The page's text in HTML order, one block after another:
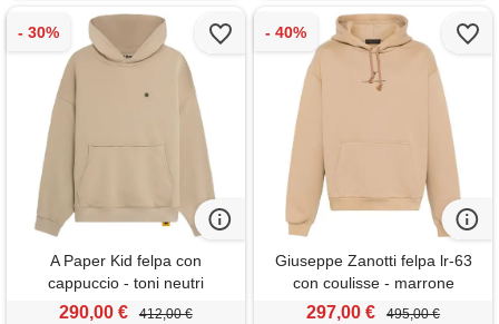
A Paper Kid felpa con
cappuccio - toni neutri
290,00 € 412,00 €
Giuseppe Zanotti felpa lr-63
con coulisse - marrone
297,00 € 495,00 €